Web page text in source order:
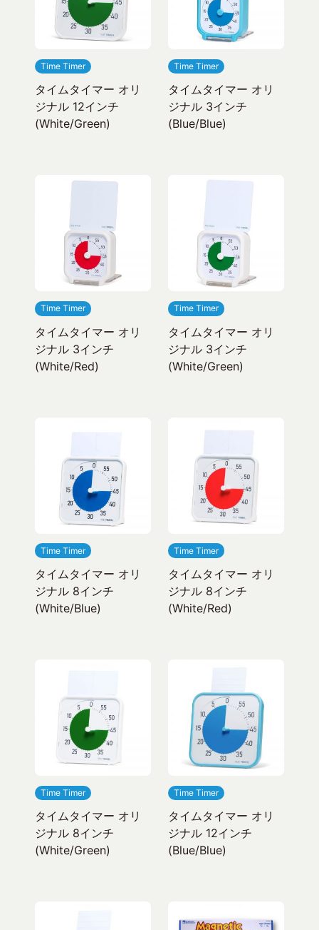
Time Timer
タイムタイマー オリ
ジナル 12インチ
(White/Green)
Time Timer
タイムタイマー オリ
ジナル 3インチ
(Blue/Blue)
Time Timer
タイムタイマー オリ
ジナル 3インチ
(White/Red)
Time Timer
タイムタイマー オリ
ジナル 3インチ
(White/Green)
Time Timer
タイムタイマー オリ
ジナル 8インチ
(White/Blue)
Time Timer
タイムタイマー オリ
ジナル 8インチ
(White/Red)
Time Timer
タイムタイマー オリ
ジナル 8インチ
(White/Green)
Time Timer
タイムタイマー オリ
ジナル 12インチ
(Blue/Blue)